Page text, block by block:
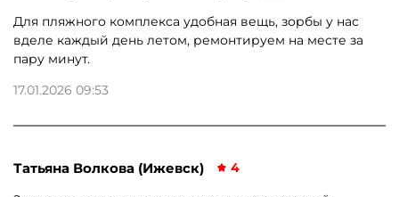
Для пляжного комплекса удобная вещь, зорбы у нас
вделе каждый день летом, ремонтируем на месте за
пару минут.
17.01.2026 09:53
Татьяна Волкова (Ижевск)
4